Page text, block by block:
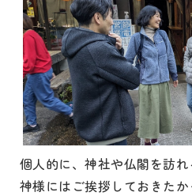
個人的に、神社や仏閣を訪
神様にはご挨拶しておきた